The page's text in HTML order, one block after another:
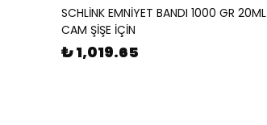
SCHLİNK EMNİYET BANDI 1000 GR 20ML
CAM ŞİŞE İÇİN
₺ 1,019.65